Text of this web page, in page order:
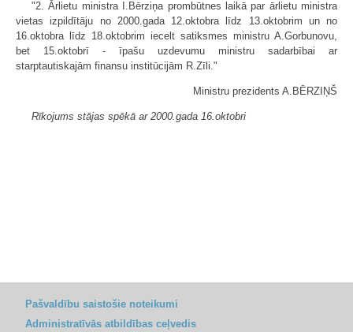
"2. Ārlietu ministra I.Bērziņa prombūtnes laikā par ārlietu ministra
vietas izpildītāju no 2000.gada 12.oktobra līdz 13.oktobrim un no
16.oktobra līdz 18.oktobrim iecelt satiksmes ministru A.Gorbunovu,
bet 15.oktobrī - īpašu uzdevumu ministru sadarbībai ar
starptautiskajām finansu institūcijām R.Zīli."
Ministru prezidents A.BĒRZIŅŠ
Rīkojums stājas spēkā ar 2000.gada 16.oktobri
Pašvaldību saistošie noteikumi
Administratīvās atbildības ceļvedis